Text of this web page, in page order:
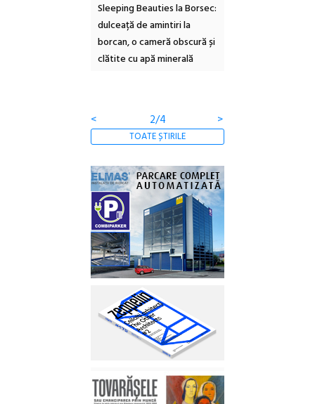
Sleeping Beauties la Borsec:
dulceață de amintiri la
borcan, o cameră obscură și
clătite cu apă minerală
< 2/4 >
TOATE ȘTIRILE